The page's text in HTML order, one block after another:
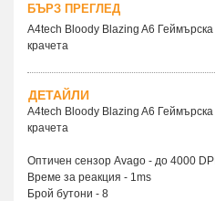
БЪРЗ ПРЕГЛЕД
A4tech Bloody Blazing A6
крачета
ДЕТАЙЛИ
A4tech Bloody Blazing A6
крачета
Оптичен сензор Avago - до 4000
Време за реакция - 1ms
Брой бутони - 8